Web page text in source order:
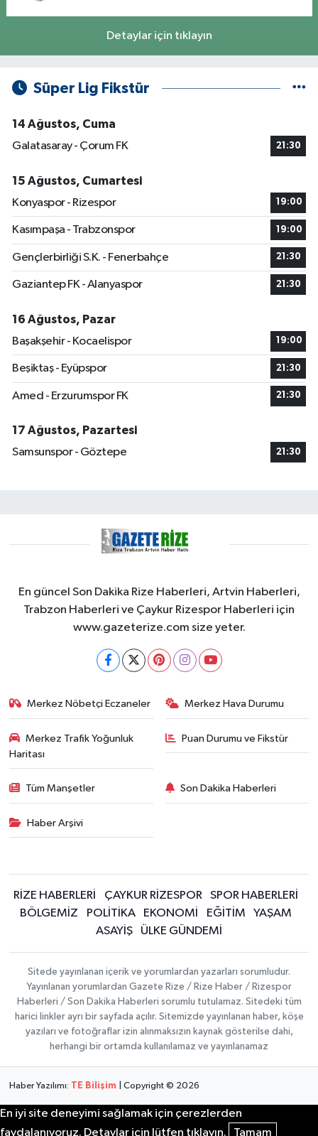
Detaylar için tıklayın
Süper Lig Fikstür
14 Ağustos, Cuma
Galatasaray - Çorum FK
21:30
15 Ağustos, Cumartesi
Konyaspor - Rizespor
19:00
Kasımpaşa - Trabzonspor 19:00
Gençlerbirliği S.K. - Fenerbahçe 21:30
Gaziantep FK - Alanyaspor 21:30
16 Ağustos, Pazar
Başakşehir - Kocaelispor
19:00
Beşiktaş - Eyüpspor 21:30
Amed - Erzurumspor FK 21:30
17 Ağustos, Pazartesi
Samsunspor - Göztepe
21:30
En güncel Son Dakika Rize Haberleri, Artvin Haberleri,
Trabzon Haberleri ve Çaykur Rizespor Haberleri için
www.gazeterize.com size yeter.
Merkez Nöbetçi Eczaneler Merkez Hava Durumu
Merkez Trafik Yoğunluk
Haritası
Puan Durumu ve Fikstür
Tüm Manşetler Son Dakika Haberleri
Haber Arşivi
RİZE HABERLERİ ÇAYKUR RİZESPOR
SPOR HABERLERİ
BÖLGEMİZ
POLİTİKA EKONOMİ EĞİTİM
YAŞAM
ASAYİŞ
ÜLKE GÜNDEMİ
Sitede yayınlanan içerik ve yorumlardan yazarları sorumludur.
Yayınlanan yorumlardan Gazete Rize / Rize Haber / Rizespor
Haberleri / Son Dakika Haberleri sorumlu tutulamaz. Sitedeki tüm
harici linkler ayrı bir sayfada açılır. Sitemizde yayınlanan haber, köşe
yazıları ve fotoğraflar izin alınmaksızın kaynak gösterilse dahi,
herhangi bir ortamda kullanılamaz ve yayınlanamaz
Haber Yazılımı: TE Bilişim | Copyright © 2026
En iyi site deneyimi sağlamak için çerezlerden
faydalanıyoruz. Detaylar için lütfen tıklayın.
Tamam